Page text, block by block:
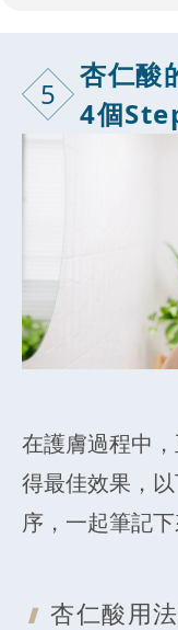
5
杏仁酸
4個
在護膚過程中
得最佳效果，
序，一起筆記下
杏仁酸用